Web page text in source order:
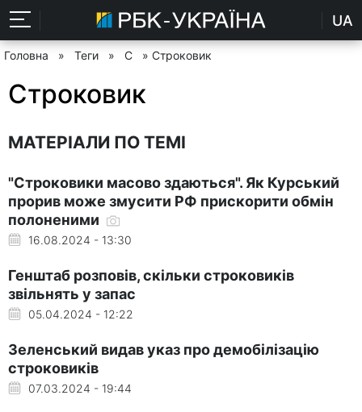
UA
Головна » Теги » С » Строковик
Строковик
МАТЕРІАЛИ ПО ТЕМІ
"Строковики масово здаються". Як Курський
прорив може змусити РФ прискорити обмін
полоненими
16.08.2024 - 13:30
Генштаб розповів, скільки строковиків
звільнять у запас
05.04.2024 - 12:22
Зеленський видав указ про демобілізацію
строковиків
07.03.2024 - 19:44